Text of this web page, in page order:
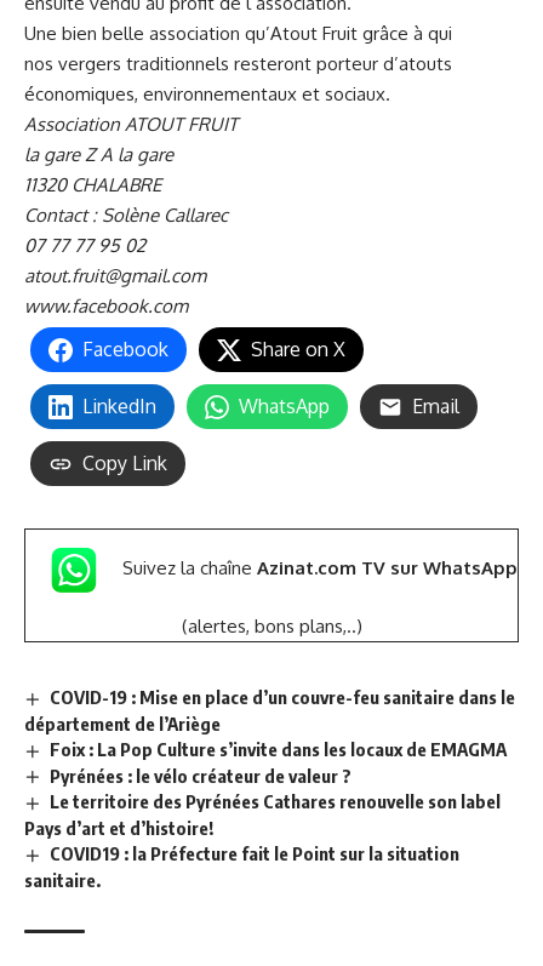
Une bien belle association qu’Atout Fruit grâce à qui
nos vergers traditionnels resteront porteur d’atouts
économiques, environnementaux et sociaux.
Association ATOUT FRUIT
la gare Z A la gare
11320 CHALABRE
Contact : Solène Callarec
07 77 77 95 02
atout.fruit@gmail.com
www.facebook.com
Facebook Share on X
LinkedIn WhatsApp Email
Copy Link
Suivez la chaîne Azinat.com TV sur WhatsApp
(alertes, bons plans,..)
COVID-19 : Mise en place d’un couvre-feu sanitaire dans le
département de l’Ariège
Foix : La Pop Culture s’invite dans les locaux de EMAGMA
Pyrénées : le vélo créateur de valeur ?
Le territoire des Pyrénées Cathares renouvelle son label
Pays d’art et d’histoire!
COVID19 : la Préfecture fait le Point sur la situation
sanitaire.